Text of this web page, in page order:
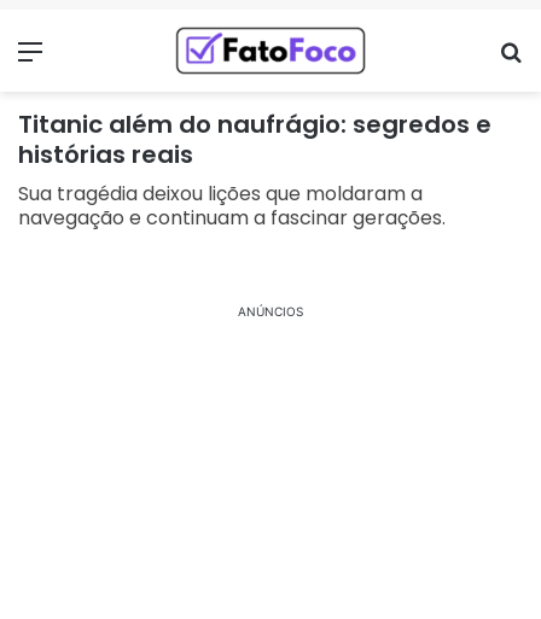
Menu
Titanic além do naufrágio: segredos e
histórias reais
Sua tragédia deixou lições que moldaram a
navegação e continuam a fascinar gerações.
ANÚNCIOS